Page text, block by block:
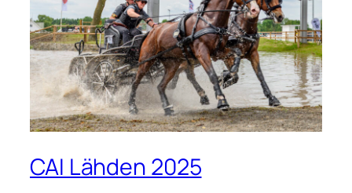
CAI Lähden 2025